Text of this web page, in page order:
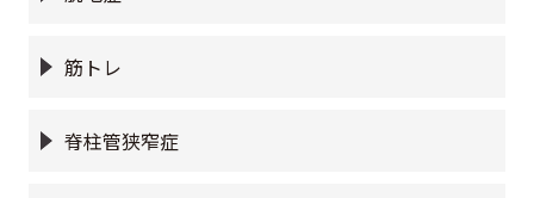
筋トレ
脊柱管狭窄症